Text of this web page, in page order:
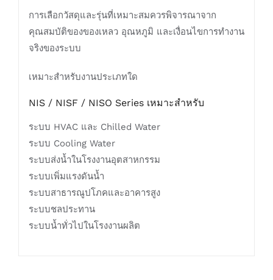
การเลือกวัสดุและรุ่นที่เหมาะสมควรพิจารณาจาก
คุณสมบัติของของเหลว อุณหภูมิ และเงื่อนไขการทำงาน
จริงของระบบ
เหมาะสำหรับงานประเภทใด
NIS / NISF / NISO Series เหมาะสำหรับ
ระบบ HVAC และ Chilled Water
ระบบ Cooling Water
ระบบส่งน้ำในโรงงานอุตสาหกรรม
ระบบเพิ่มแรงดันน้ำ
ระบบสาธารณูปโภคและอาคารสูง
ระบบชลประทาน
ระบบน้ำทั่วไปในโรงงานผลิต